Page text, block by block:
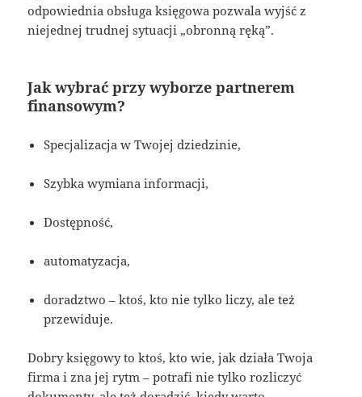
odpowiednia obsługa księgowa pozwala wyjść z
niejednej trudnej sytuacji „obronną ręką”.
Jak wybrać przy wyborze partnerem
finansowym?
Specjalizacja w Twojej dziedzinie,
Szybka wymiana informacji,
Dostępność,
automatyzacja,
doradztwo – ktoś, kto nie tylko liczy, ale też
przewiduje.
Dobry księgowy to ktoś, kto wie, jak działa Twoja
firma i zna jej rytm – potrafi nie tylko rozliczyć